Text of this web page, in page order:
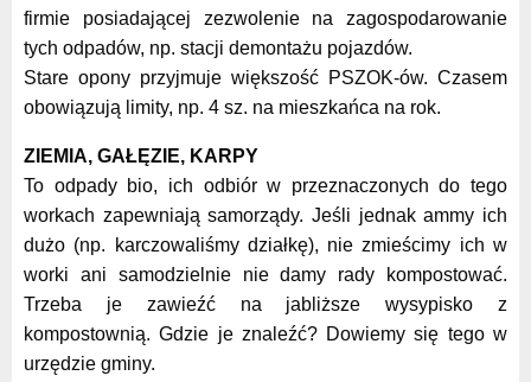
firmie posiadającej zezwolenie na zagospodarowanie
tych odpadów, np. stacji demontażu pojazdów.
Stare opony przyjmuje większość PSZOK-ów. Czasem
obowiązują limity, np. 4 sz. na mieszkańca na rok.
ZIEMIA, GAŁĘZIE, KARPY
To odpady bio, ich odbiór w przeznaczonych do tego
workach zapewniają samorządy. Jeśli jednak ammy ich
dużo (np. karczowaliśmy działkę), nie zmieścimy ich w
worki ani samodzielnie nie damy rady kompostować.
Trzeba je zawieźć na jabliższe wysypisko z
kompostownią. Gdzie je znaleźć? Dowiemy się tego w
urzędzie gminy.